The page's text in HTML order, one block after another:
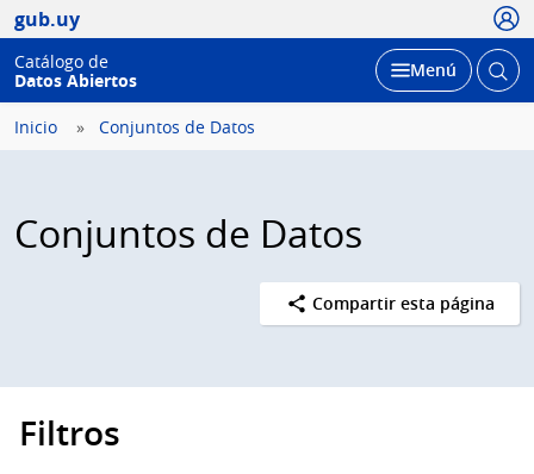
gub.uy
Catálogo de
Datos Abiertos
Desplegar
Menú Abrir
Inicio Conjuntos de Datos
Conjuntos de Datos
Compartir esta página
Filtros